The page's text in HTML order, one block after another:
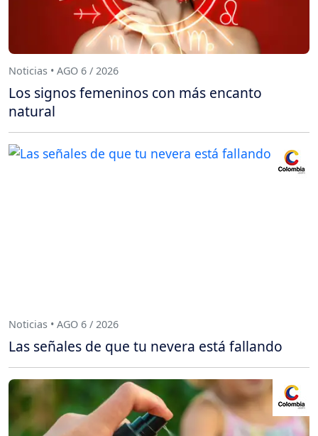
Noticias • AGO 6 / 2026
Los signos femeninos con más encanto
natural
Noticias • AGO 6 / 2026
Las señales de que tu nevera está fallando